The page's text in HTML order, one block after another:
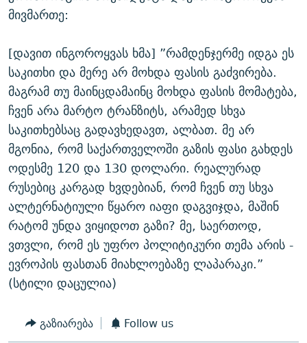
მივმართე:
[დავით ინგოროყვას ხმა] ”რამდენჯერმე იდგა ეს
საკითხი და მერე არ მოხდა ფასის გაძვირება.
მაგრამ თუ მაინცდამაინც მოხდა ფასის მომატება,
ჩვენ არა მარტო ტრანზიტს, არამედ სხვა
საკითხებსაც გადავხედავთ, ალბათ. მე არ
მგონია, რომ საქართველოში გაზის ფასი გახდეს
ოდესმე 120 და 130 დოლარი. რეალურად
რუსებიც კარგად ხვდებიან, რომ ჩვენ თუ სხვა
ალტერნატიული წყარო იაფი დაგვიჯდა, მაშინ
რატომ უნდა ვიყიდოთ გაზი? მე, საერთოდ,
ვთვლი, რომ ეს უფრო პოლიტიკური თემა არის -
ევროპის ფასთან მიახლოებაზე ლაპარაკი.”
(სტილი დაცულია)
გაზიარება Follow us